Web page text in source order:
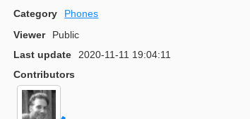
Category Phones
Viewer
Public
Last update
2020-11-11 19:04:11
Contributors